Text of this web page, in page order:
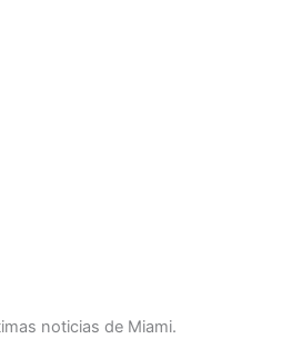
noticias de Miami.